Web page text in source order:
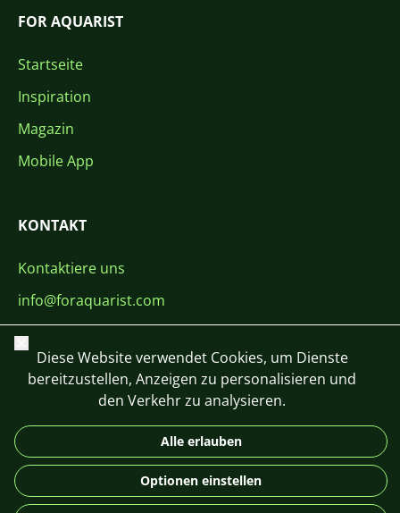
FOR AQUARIST
Startseite
Inspiration
Magazin
Mobile App
KONTAKT
Kontaktiere uns
info@foraquarist.com
+420 603 449 602
CS SK EN PL DE
© 2026 For Aquarist
Schließen
Diese Website verwendet Cookies, um Dienste
bereitzustellen, Anzeigen zu personalisieren und
den Verkehr zu analysieren.
Alle erlauben
Optionen einstellen